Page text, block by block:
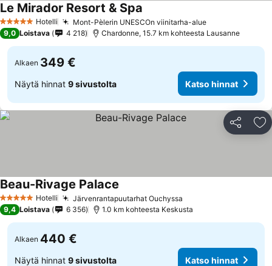
5 Tähtiluokitus
Hotelli Mont-Pèlerin UNESCOn viinitarha-alueKatso hinnat
Le Mirador Resort & Spa
9,0 Loistava 4 218 Chardonne, 15.7 km kohteesta Lausanne
Alkaen 349 €
Näytä hinnat 9 sivustolta Katso hinnat
Jaa
5 Tähtiluokitus
Hotelli Järvenrantapuutarhat Ouchyssa
Beau-Rivage Palace
9,4 Loistava 6 356 1.0 km kohteesta Keskusta
Alkaen 440 €
Näytä hinnat 9 sivustolta Katso hinnat